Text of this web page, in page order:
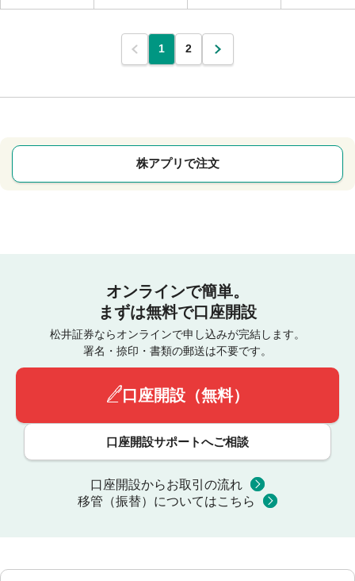
1 2
株アプリで注文
オンラインで簡単。
まずは無料で口座開設
松井証券ならオンラインで申し込みが完結します。
署名・捺印・書類の郵送は不要です。
口座開設（無料）
口座開設サポートへご相談
口座開設からお取引の流れ
移管（振替）についてはこちら